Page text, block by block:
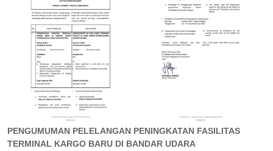
PENGUMUMAN PELELANGAN PENINGKATAN FASILITAS
TERMINAL KARGO BARU DI BANDAR UDARA